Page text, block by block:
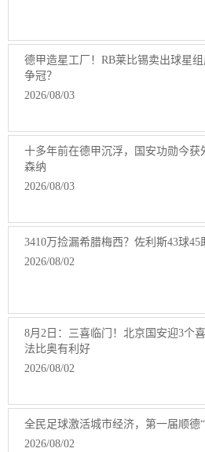
德甲造星工厂！RB莱比锡卖出球星
争冠？
2026/08/03
十多年前在德甲沉浮，国安功勋今获
森纳
2026/08/03
3410万捡漏希腊梅西？佐利斯43球45
2026/08/02
8月2日：三喜临门！北京国安迎3个
法比奥有利好
2026/08/02
全民足球激活城市经济，第一届顺德
2026/08/02